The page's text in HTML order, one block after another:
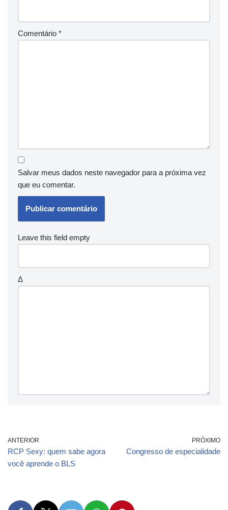
Comentário *
Salvar meus dados neste navegador para a próxima vez
que eu comentar.
Leave this field empty
Δ
ANTERIOR
RCP Sexy: quem sabe agora
você aprende o BLS
PRÓXIMO
Congresso de especialidade